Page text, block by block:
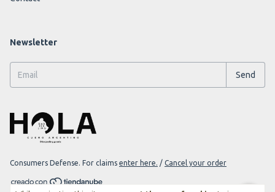
Newsletter
Consumers Defense. For claims enter here. / Cancel your order